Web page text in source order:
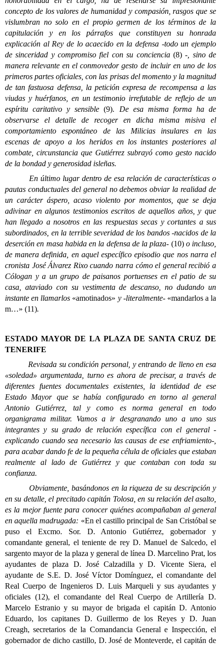
concepto de los valores de humanidad y compasión, rasgos que se
vislumbran no solo en el propio germen de los términos de la
capitulación y en los párrafos que constituyen su honrada
explicación al Rey de lo acaecido en la defensa -todo un ejemplo
de sinceridad y compromiso fiel con su conciencia (8)-, sino de
manera relevante en el conmovedor gesto de incluir en uno de los
primeros partes oficiales, con las prisas del momento y la magnitud
de tan fastuosa defensa, la petición expresa de recompensa a las
viudas y huérfanos, en un testimonio irrefutable de reflejo de un
espíritu caritativo y sensible(9). De esa misma forma ha de
observarse el detalle de recoger en dicha misma misiva el
comportamiento espontáneo de las Milicias insulares en las
escenas de apoyo a los heridos en los instantes posteriores al
combate, circunstancia que Gutiérrez subrayó como gesto nacido
de la bondad y generosidad isleñas.
En último lugar dentro de esa relación de características o
pautas conductuales del general no debemos obviar la realidad de
un carácter áspero, acaso violento por momentos, que se deja
adivinar en algunos testimonios escritos de aquellos años, y que
han llegado a nosotros en las respuestas secas y cortantes a sus
subordinados, en la terrible severidad de los bandos -nacidos de la
deserción en masa habida en la defensa de la plaza- (10)o incluso,
de manera definida, en aquel específico episodio que nos narra el
cronista José Álvarez Rixo cuando narra cómo el general recibió a
Cólogan y a un grupo de paisanos portuenses en el patio de su
casa, ataviado con su vestimenta de descanso, no dudando un
instante en llamarlos «amotinados» y -literalmente- «mandarlos a la
m…» (11).
ESTADO MAYOR DE LA PLAZA DE SANTA CRUZ DE
TENERIFE
Revisada su condición personal, y entrando de lleno en esa
«soledad» argumentada, turno es ahora de precisar, a través de
diferentes fuentes documentales existentes, la identidad de ese
Estado Mayor que se había configurado en torno al general
Antonio Gutiérrez, tal y como es norma general en todo
organigrama militar. Vamos a ir desgranando uno a uno sus
integrantes y su grado de relación específica con el general -
explicando cuando sea necesario las causas de ese enfriamiento-,
para acabar dando fe de la pequeña célula de oficiales que estaban
realmente al lado de Gutiérrez y que contaban con toda su
confianza.
Obviamente, basándonos en la riqueza de su descripción y
en su detalle, el precitado capitán Tolosa, en su relación del asalto,
es la mejor fuente para conocer quiénes acompañaban al general
en aquella madrugada: «En el castillo principal de San Cristóbal se
puso el Excmo. Sor. D. Antonio Gutiérrez, gobernador y
comandante general, el teniente de rey D. Manuel de Salcedo, el
sargento mayor de la plaza y general de línea D. Marcelino Prat, los
ayudantes de plaza D. José Calzadilla y D. Vicente Siera, el
ayudante de S.E. D. José Víctor Domínguez, el comandante del
Real Cuerpo de Ingenieros D. Luis Marqueli y sus ayudantes y
oficiales (12), el comandante del Real Cuerpo de Artillería D.
Marcelo Estranio y su mayor de brigada el capitán D. Antonio
Eduardo, los capitanes D. Guillermo de los Reyes y D. Juan
Creagh, secretarios dela Comandancia General e Inspección, el
gobernador de dicho castillo, D. José de Monteverde, el capitán de